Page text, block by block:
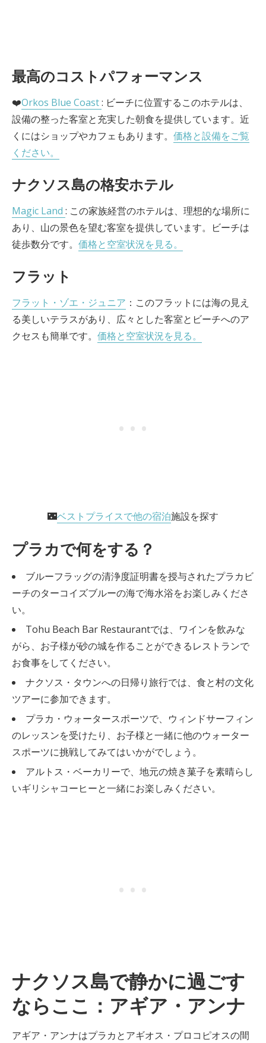
最高のコストパフォーマンス
❤️Orkos Blue Coast: ビーチに位置するこのホテルは、
設備の整った客室と充実した朝食を提供しています。近
くにはショップやカフェもあります。 価格と設備をご覧
ください。
ナクソス島の格安ホテル
Magic Land : この家族経営のホテルは、理想的な場所に
あり、山の景色を望む客室を提供しています。ビーチは
徒歩数分です。 価格と空室状況を見る。
フラット
フラット・ゾエ・ジュニア ：このフラットには海の見え
る美しいテラスがあり、広々とした客室とビーチへのア
クセスも簡単です。 価格と空室状況を見る。
🌃ベストプライスで他の宿泊施設を探す
プラカで何をする？
ブルーフラッグの清浄度証明書を授与されたプラカビ
ーチのターコイズブルーの海で海水浴をお楽しみくださ
い。
Tohu Beach Bar Restaurantでは、ワインを飲みな
がら、お子様が砂の城を作ることができるレストランで
お食事をしてください。
ナクソス・タウンへの日帰り旅行では、食と村の文化
ツアーに参加できます。
プラカ・ウォータースポーツで、ウィンドサーフィン
のレッスンを受けたり、お子様と一緒に他のウォーター
スポーツに挑戦してみてはいかがでしょう。
アルトス・ベーカリーで、地元の焼き菓子を素晴らし
いギリシャコーヒーと一緒にお楽しみください。
ナクソス島で静かに過ごす
ならここ：アギア・アンナ
アギア・アンナはプラカとアギオス・プロコピオスの間